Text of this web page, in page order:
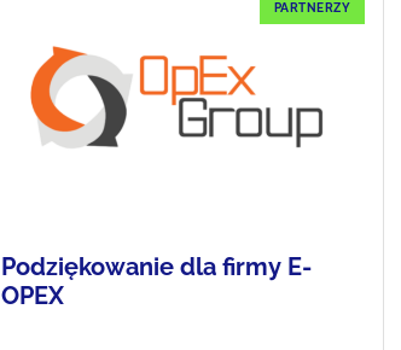
PARTNERZY
Podziękowanie dla firmy E-
OPEX